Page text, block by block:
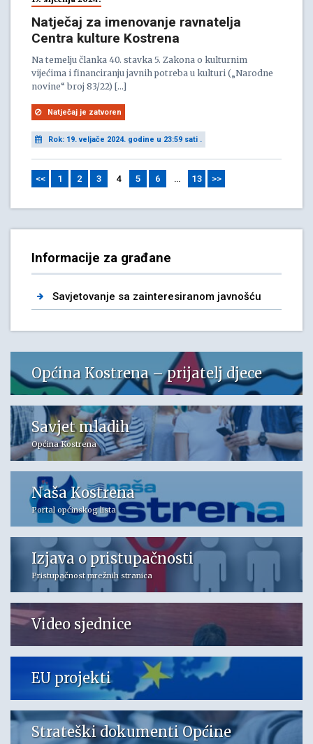
Natječaj za imenovanje ravnatelja
Centra kulture Kostrena
Na temelju članka 40. stavka 5. Zakona o kulturnim
vijećima i financiranju javnih potreba u kulturi („Narodne
novine“ broj 83/22) […]
Natječaj je zatvoren
Rok: 19. veljače 2024. godine u 23:59 sati .
<< 1 2 3 4 5 6 … 13 >>
Informacije za građane
Savjetovanje sa zainteresiranom javnošću
Općina Kostrena – prijatelj djece
Savjet mladih
Općina Kostrena
Naša Kostrena
Portal općinskog lista
Izjava o pristupačnosti
Pristupačnost mrežnih stranica
Video sjednice
EU projekti
Strateški dokumenti Općine